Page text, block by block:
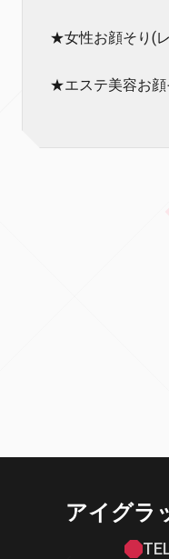
★女性お顔そり(
★エステ美容お顔
アイグラ